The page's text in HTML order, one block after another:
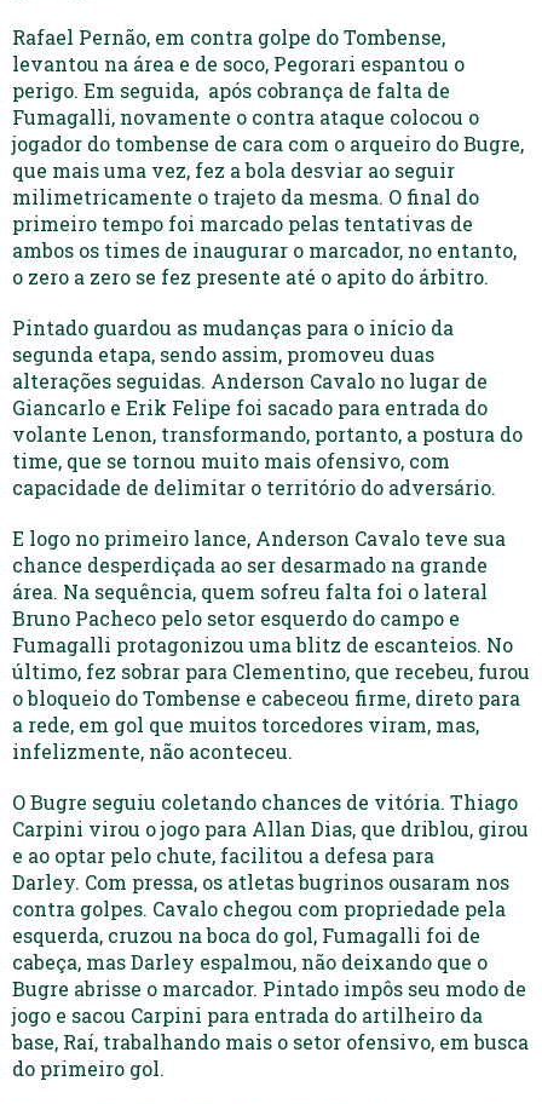
Rafael Pernão, em contra golpe do Tombense,
levantou na área e de soco, Pegorari espantou o
perigo. Em seguida, após cobrança de falta de
Fumagalli, novamente o contra ataque colocou o
jogador do tombense de cara com o arqueiro do Bugre,
que mais uma vez, fez a bola desviar ao seguir
milimetricamente o trajeto da mesma. O final do
primeiro tempo foi marcado pelas tentativas de
ambos os times de inaugurar o marcador, no entanto,
o zero a zero se fez presente até o apito do árbitro.
Pintado guardou as mudanças para o início da
segunda etapa, sendo assim, promoveu duas
alterações seguidas. Anderson Cavalo no lugar de
Giancarlo e Erik Felipe foi sacado para entrada do
volante Lenon, transformando, portanto, a postura do
time, que se tornou muito mais ofensivo, com
capacidade de delimitar o território do adversário.
E logo no primeiro lance, Anderson Cavalo teve sua
chance desperdiçada ao ser desarmado na grande
área. Na sequência, quem sofreu falta foi o lateral
Bruno Pacheco pelo setor esquerdo do campo e
Fumagalli protagonizou uma blitz de escanteios. No
último, fez sobrar para Clementino, que recebeu, furou
o bloqueio do Tombense e cabeceou firme, direto para
a rede, em gol que muitos torcedores viram, mas,
infelizmente, não aconteceu.
O Bugre seguiu coletando chances de vitória. Thiago
Carpini virou o jogo para Allan Dias, que driblou, girou
e ao optar pelo chute, facilitou a defesa para
Darley. Com pressa, os atletas bugrinos ousaram nos
contra golpes. Cavalo chegou com propriedade pela
esquerda, cruzou na boca do gol, Fumagalli foi de
cabeça, mas Darley espalmou, não deixando que o
Bugre abrisse o marcador. Pintado impôs seu modo de
jogo e sacou Carpini para entrada do artilheiro da
base, Raí, trabalhando mais o setor ofensivo, em busca
do primeiro gol.